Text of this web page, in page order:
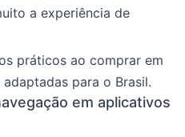
a experiência de
práticos ao comprar em
para o Brasil.
em aplicativos